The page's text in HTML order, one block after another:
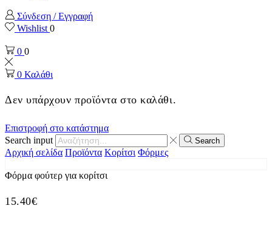
Σύνδεση / Εγγραφή
Wishlist 0
0 0
0 Καλάθι
Δεν υπάρχουν προϊόντα στο καλάθι.
Επιστροφή στο κατάστημα
Search input
Search
Αρχική σελίδα Προϊόντα Κορίτσι Φόρμες
Φόρμα φούτερ για κορίτσι
15.40€